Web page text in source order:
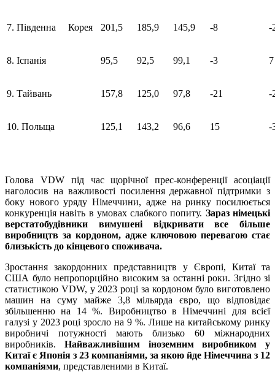
7. Південна Корея 201,5 185,9 145,9 -8 -
8. Іспанія 95,5 92,5 99,1 -3 7
9. Тайвань 157,8 125,0 97,8 -21 -
10. Польща 125,1 143,2 96,6 15 -
Голова VDW під час щорічної прес-конференції асоціації
наголосив на важливості посилення державної підтримки з
боку нового уряду Німеччини, адже на ринку посилюється
конкуренція навіть в умовах слабкого попиту. Зараз німецькі
верстатобудівники вимушені відкривати все більше
виробництв за кордоном, адже ключовою перевагою стає
близькість до кінцевого споживача.
Зростання закордонних представництв у Європі, Китаї та
США було непропорційно високим за останні роки. Згідно зі
статистикою VDW, у 2023 році за кордоном було виготовлено
машин на суму майже 3,8 мільярда євро, що відповідає
збільшенню на 14 %. Виробництво в Німеччині для всієї
галузі у 2023 році зросло на 9 %. Лише на китайському ринку
виробничі потужності мають близько 60 міжнародних
виробників. Найважливішим іноземним виробником у
Китаї є Японія з 23 компаніями, за якою йде Німеччина з 12
компаніями, представленими в Китаї.